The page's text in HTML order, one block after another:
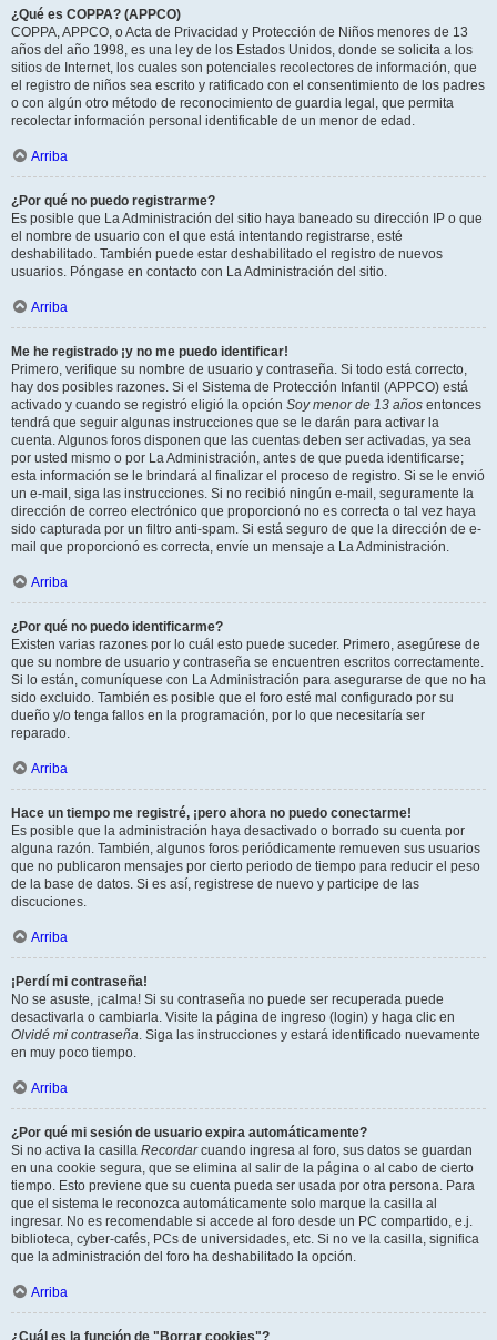
¿Qué es COPPA? (APPCO)
COPPA, APPCO, o Acta de Privacidad y Protección de Niños menores de 13
años del año 1998, es una ley de los Estados Unidos, donde se solicita a los
sitios de Internet, los cuales son potenciales recolectores de información, que
el registro de niños sea escrito y ratificado con el consentimiento de los padres
o con algún otro método de reconocimiento de guardia legal, que permita
recolectar información personal identificable de un menor de edad.
Arriba
¿Por qué no puedo registrarme?
Es posible que La Administración del sitio haya baneado su dirección IP o que
el nombre de usuario con el que está intentando registrarse, esté
deshabilitado. También puede estar deshabilitado el registro de nuevos
usuarios. Póngase en contacto con La Administración del sitio.
Arriba
Me he registrado ¡y no me puedo identificar!
Primero, verifique su nombre de usuario y contraseña. Si todo está correcto,
hay dos posibles razones. Si el Sistema de Protección Infantil (APPCO) está
activado y cuando se registró eligió la opción Soy menor de 13 años entonces
tendrá que seguir algunas instrucciones que se le darán para activar la
cuenta. Algunos foros disponen que las cuentas deben ser activadas, ya sea
por usted mismo o por La Administración, antes de que pueda identificarse;
esta información se le brindará al finalizar el proceso de registro. Si se le envió
un e-mail, siga las instrucciones. Si no recibió ningún e-mail, seguramente la
dirección de correo electrónico que proporcionó no es correcta o tal vez haya
sido capturada por un filtro anti-spam. Si está seguro de que la dirección de e-
mail que proporcionó es correcta, envíe un mensaje a La Administración.
Arriba
¿Por qué no puedo identificarme?
Existen varias razones por lo cuál esto puede suceder. Primero, asegúrese de
que su nombre de usuario y contraseña se encuentren escritos correctamente.
Si lo están, comuníquese con La Administración para asegurarse de que no ha
sido excluido. También es posible que el foro esté mal configurado por su
dueño y/o tenga fallos en la programación, por lo que necesitaría ser
reparado.
Arriba
Hace un tiempo me registré, ¡pero ahora no puedo conectarme!
Es posible que la administración haya desactivado o borrado su cuenta por
alguna razón. También, algunos foros periódicamente remueven sus usuarios
que no publicaron mensajes por cierto periodo de tiempo para reducir el peso
de la base de datos. Si es así, registrese de nuevo y participe de las
discuciones.
Arriba
¡Perdí mi contraseña!
No se asuste, ¡calma! Si su contraseña no puede ser recuperada puede
desactivarla o cambiarla. Visite la página de ingreso (login) y haga clic en
Olvidé mi contraseña. Siga las instrucciones y estará identificado nuevamente
en muy poco tiempo.
Arriba
¿Por qué mi sesión de usuario expira automáticamente?
Si no activa la casilla Recordarcuando ingresa al foro, sus datos se guardan
en una cookie segura, que se elimina al salir de la página o al cabo de cierto
tiempo. Esto previene que su cuenta pueda ser usada por otra persona. Para
que el sistema le reconozca automáticamente solo marque la casilla al
ingresar. No es recomendable si accede al foro desde un PC compartido, e.j.
biblioteca, cyber-cafés, PCs de universidades, etc. Si no ve la casilla, significa
que la administración del foro ha deshabilitado la opción.
Arriba
¿Cuál es la función de "Borrar cookies"?